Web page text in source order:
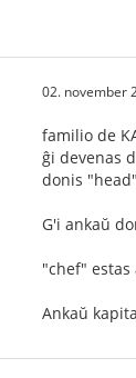
02. november
familio de
ĝi devenas
donis
G'i ankaŭ
"chef"
Ankaŭ